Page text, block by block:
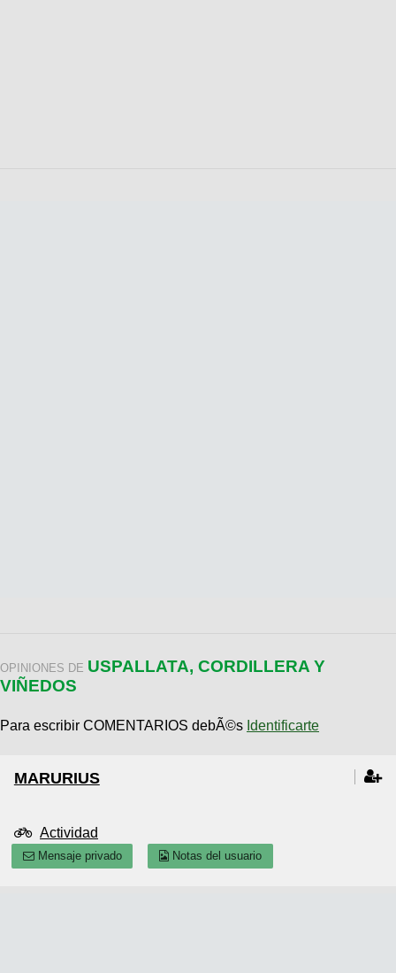
OPINIONES DE USPALLATA, CORDILLERA Y
VIÑEDOS
Para escribir COMENTARIOS debÃ©s Identificarte
MARURIUS
Actividad
Mensaje privado Notas del usuario